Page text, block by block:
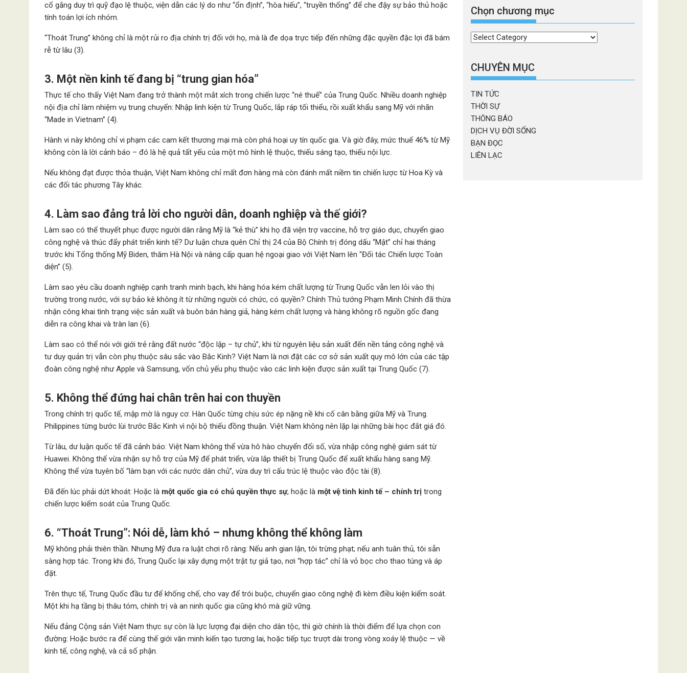
cố gắng duy trì quỹ đạo lệ thuộc, viện dẫn các lý do như “ổn định”, “hòa hiếu”, “truyền thống” để che đậy sự bảo thủ hoặc
tính toán lợi ích nhóm.
“Thoát Trung” không chỉ là một rủi ro địa chính trị đối với họ, mà là đe dọa trực tiếp đến những đặc quyền đặc lợi đã bám
rễ từ lâu (3).
3. Một nền kinh tế đang bị “trung gian hóa”
Thực tế cho thấy Việt Nam đang trở thành một mắt xích trong chiến lược “né thuế” của Trung Quốc. Nhiều doanh nghiệp
nội địa chỉ làm nhiệm vụ trung chuyển: Nhập linh kiện từ Trung Quốc, lắp ráp tối thiểu, rồi xuất khẩu sang Mỹ với nhãn
“Made in Vietnam” (4).
Hành vi này không chỉ vi phạm các cam kết thương mại mà còn phá hoại uy tín quốc gia. Và giờ đây, mức thuế 46% từ Mỹ
không còn là lời cảnh báo – đó là hệ quả tất yếu của một mô hình lệ thuộc, thiếu sáng tạo, thiếu nội lực.
Nếu không đạt được thỏa thuận, Việt Nam không chỉ mất đơn hàng mà còn đánh mất niềm tin chiến lược từ Hoa Kỳ và
các đối tác phương Tây khác.
4. Làm sao đảng trả lời cho người dân, doanh nghiệp và thế giới?
Làm sao có thể thuyết phục được người dân rằng Mỹ là “kẻ thù” khi họ đã viện trợ vaccine, hỗ trợ giáo dục, chuyển giao
công nghệ và thúc đẩy phát triển kinh tế? Dư luận chưa quên Chỉ thị 24 của Bộ Chính trị đóng dấu “Mật” chỉ hai tháng
trước khi Tổng thống Mỹ Biden, thăm Hà Nội và nâng cấp quan hệ ngoại giao với Việt Nam lên “Đối tác Chiến lược Toàn
diện” (5).
Làm sao yêu cầu doanh nghiệp cạnh tranh minh bạch, khi hàng hóa kém chất lượng từ Trung Quốc vẫn len lỏi vào thị
trường trong nước, với sự bảo kê không ít từ những người có chức, có quyền? Chính Thủ tướng Phạm Minh Chính đã thừa
nhận công khai tình trạng việc sản xuất và buôn bán hàng giả, hàng kém chất lượng và hàng không rõ nguồn gốc đang
diễn ra công khai và tràn lan (6).
Làm sao có thể nói với giới trẻ rằng đất nước “độc lập – tự chủ”, khi từ nguyên liệu sản xuất đến nền tảng công nghệ và
tư duy quản trị vẫn còn phụ thuộc sâu sắc vào Bắc Kinh? Việt Nam là nơi đặt các cơ sở sản xuất quy mô lớn của các tập
đoàn công nghệ như Apple và Samsung, vốn chủ yếu phụ thuộc vào các linh kiện được sản xuất tại Trung Quốc (7).
5. Không thể đứng hai chân trên hai con thuyền
Trong chính trị quốc tế, mập mờ là nguy cơ. Hàn Quốc từng chịu sức ép nặng nề khi cố cân bằng giữa Mỹ và Trung.
Philippines từng bước lùi trước Bắc Kinh vì nội bộ thiếu đồng thuận. Việt Nam không nên lặp lại những bài học đắt giá đó.
Từ lâu, dư luận quốc tế đã cảnh báo: Việt Nam không thể vừa hô hào chuyển đổi số, vừa nhập công nghệ giám sát từ
Huawei. Không thể vừa nhận sự hỗ trợ của Mỹ để phát triển, vừa lắp thiết bị Trung Quốc để xuất khẩu hàng sang Mỹ.
Không thể vừa tuyên bố “làm bạn với các nước dân chủ”, vừa duy trì cấu trúc lệ thuộc vào độc tài (8).
Đã đến lúc phải dứt khoát: Hoặc là một quốc gia có chủ quyền thực sự, hoặc là một vệ tinh kinh tế – chính trị trong
chiến lược kiểm soát của Trung Quốc.
6. “Thoát Trung”: Nói dễ, làm khó – nhưng không thể không làm
Mỹ không phải thiên thần. Nhưng Mỹ đưa ra luật chơi rõ ràng: Nếu anh gian lận, tôi trừng phạt; nếu anh tuân thủ, tôi sẵn
sàng hợp tác. Trong khi đó, Trung Quốc lại xây dựng một trật tự giả tạo, nơi “hợp tác” chỉ là vỏ bọc cho thao túng và áp
đặt.
Trên thực tế, Trung Quốc đầu tư để khống chế, cho vay để trói buộc, chuyển giao công nghệ đi kèm điều kiện kiểm soát.
Một khi hạ tầng bị thâu tóm, chính trị và an ninh quốc gia cũng khó mà giữ vững.
Nếu đảng Cộng sản Việt Nam thực sự còn là lực lượng đại diện cho dân tộc, thì giờ chính là thời điểm để lựa chọn con
đường: Hoặc bước ra để cùng thế giới văn minh kiến tạo tương lai, hoặc tiếp tục trượt dài trong vòng xoáy lệ thuộc — về
kinh tế, công nghệ, và cả số phận.
Chọn chương mục
Chọn
mục
CHUYÊN MỤC
TIN TỨC
THỜI SỰ
THÔNG BÁO
DỊCH VỤ ĐỜI SỐNG
BẠN ĐỌC
LIÊN LẠC